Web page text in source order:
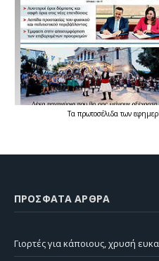
Τα πρωτοσέλιδατων
ΠΡΌΣΦΑΤΑ ΆΡΘΡΑ
Γιορτές για κάποιους, χρυσή